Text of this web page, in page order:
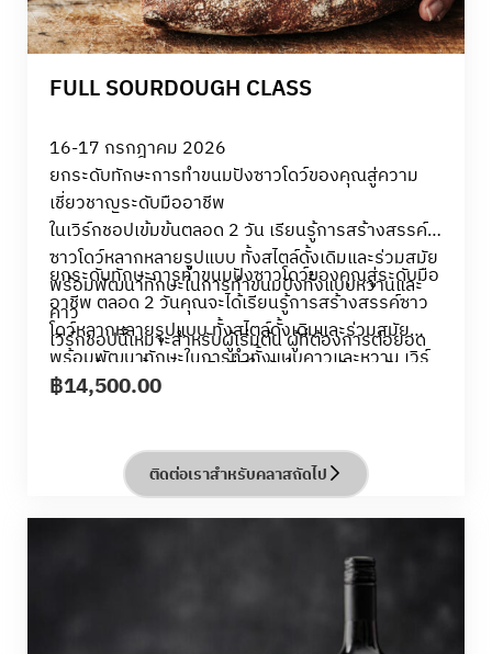
FULL SOURDOUGH CLASS
16-17 กรกฎาคม 2026
ยกระดับทักษะการทำขนมปังซาวโดว์ของคุณสู่ความ
เชี่ยวชาญระดับมืออาชีพ
ในเวิร์กชอปเข้มข้นตลอด 2 วัน เรียนรู้การสร้างสรรค์
ซาวโดว์หลากหลายรูปแบบ ทั้งสไตล์ดั้งเดิมและร่วมสมัย
พร้อมพัฒนาทักษะในการทำขนมปังทั้งแบบหวานและ
คาว
เวิร์กชอปนี้เหมาะสำหรับผู้เริ่มต้น ผู้ที่ต้องการต่อยอด
ความรู้ และเจ้าของธุรกิจที่มีใจรักในการพัฒนาทักษะ
การอบขนมอย่างมืออาชีพ
ยกระดับทักษะการทำขนมปังซาวโดว์ของคุณสู่ระดับมือ
อาชีพ ตลอด 2 วันคุณจะได้เรียนรู้การสร้างสรรค์ซาว
โดว์หลากหลายรูปแบบ ทั้งสไตล์ดั้งเดิมและร่วมสมัย
พร้อมพัฒนาทักษะในการทำทั้งแบบคาวและหวาน เวิร์
กชอปนี้เหมาะสำหรับผู้ที่ต้องการต่อยอดความรู้ และ
฿14,500.00
ติดต่อเราสำหรับคลาสถัดไป